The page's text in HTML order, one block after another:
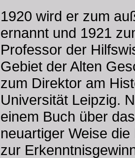
1920 wird er zum
ernannt und 1921
Professor der
Gebiet der Alten
zum Direktor am
Universität Leipzig.
einem Buch über
neuartiger Weise
zur